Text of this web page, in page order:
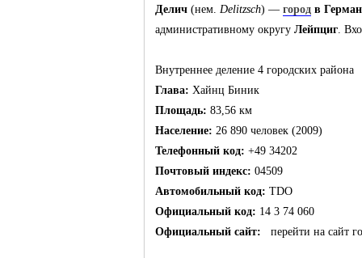
объявления в
Делич (нем. Delitzsch) — город в
административному округу Лейпциг.
Внутреннее деление 4 городских района
Глава: Хайнц Биник
Площадь: 83,56 км
Население: 26 890 человек (2009)
Телефонный код: +49 34202
Почтовый индекс: 04509
Автомобильный код: TDO
Официальный код: 14 3 74 060
Официальный сайт: перейти на сайт